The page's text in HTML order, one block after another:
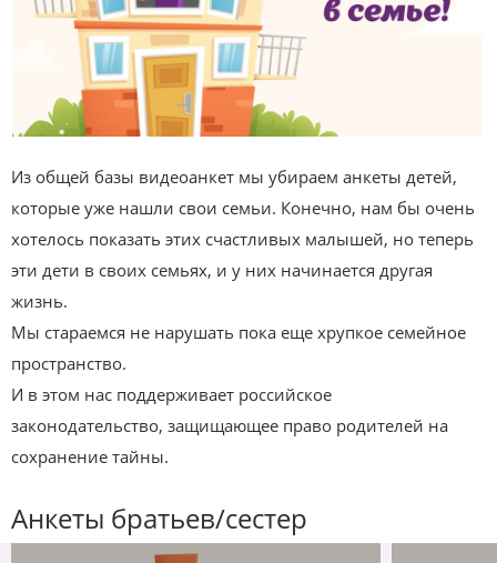
Из общей базы видеоанкет мы убираем анкеты детей,
которые уже нашли свои семьи. Конечно, нам бы очень
хотелось показать этих счастливых малышей, но теперь
эти дети в своих семьях, и у них начинается другая
жизнь.
Мы стараемся не нарушать пока еще хрупкое семейное
пространство.
И в этом нас поддерживает российское
законодательство, защищающее право родителей на
сохранение тайны.
Анкеты братьев/сестер